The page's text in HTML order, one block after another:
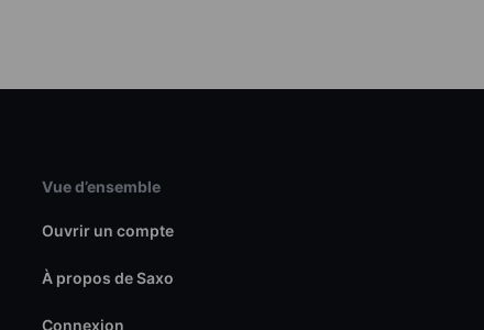
Vue d’ensemble
Ouvrir un compte
À propos de Saxo
Connexion